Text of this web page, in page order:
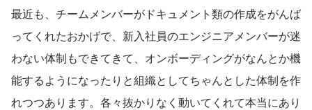
最近も、チームメンバーがドキュメント類の作成をがんば
ってくれたおかげで、新入社員のエンジニアメンバーが迷
わない体制もできてきて、オンボーディングがなんとか機
能するようになったりと組織としてちゃんとした体制を作
れつつあります。各々抜かりなく動いてくれて本当にあり